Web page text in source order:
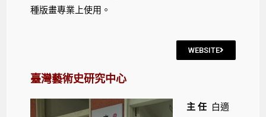
種版畫專業上使用。
WEBSITE
臺灣藝術史研究中心
主 任 白適